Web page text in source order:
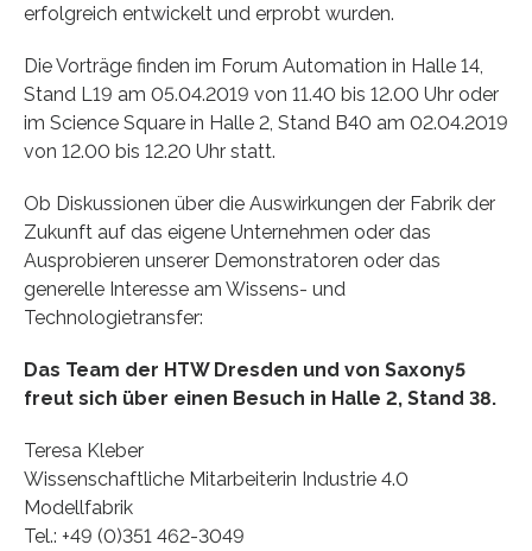
erfolgreich entwickelt und erprobt wurden.
Die Vorträge finden im Forum Automation in Halle 14,
Stand L19 am 05.04.2019 von 11.40 bis 12.00 Uhr oder
im Science Square in Halle 2, Stand B40 am 02.04.2019
von 12.00 bis 12.20 Uhr statt.
Ob Diskussionen über die Auswirkungen der Fabrik der
Zukunft auf das eigene Unternehmen oder das
Ausprobieren unserer Demonstratoren oder das
generelle Interesse am Wissens- und
Technologietransfer:
Das Team der HTW Dresden und von Saxony5
freut sich über einen Besuch in Halle 2, Stand 38.
Teresa Kleber
Wissenschaftliche Mitarbeiterin Industrie 4.0
Modellfabrik
Tel.: +49 (0)351 462-3049